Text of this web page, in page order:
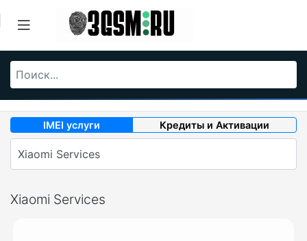
IMEI услуги Кредиты и Активации
Xiaomi Services